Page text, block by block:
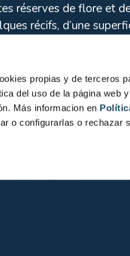
propias y de terceros
del uso de la página web
Más informacion en
o configurarlas o rechazar
réserves de flore et
récifs, d’une
Protégée. Il s’agit
les poissons
part, une zone